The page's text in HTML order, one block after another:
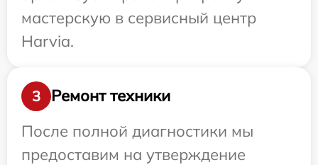
мастерскую в сервисный центр
Harvia.
3
Ремонт техники
После полной диагностики мы
предоставим на утверждение